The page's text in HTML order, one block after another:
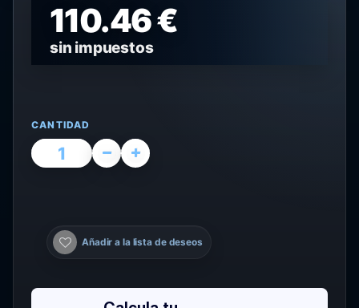
110.46 €
sin impuestos
CANTIDAD
Añadir a la lista de deseos